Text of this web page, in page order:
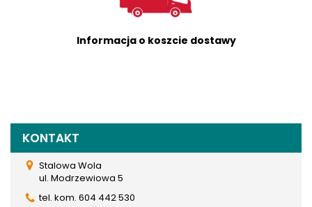
Informacja o koszcie dostawy
KONTAKT
Stalowa Wola
ul. Modrzewiowa 5
tel. kom. 604 442 530